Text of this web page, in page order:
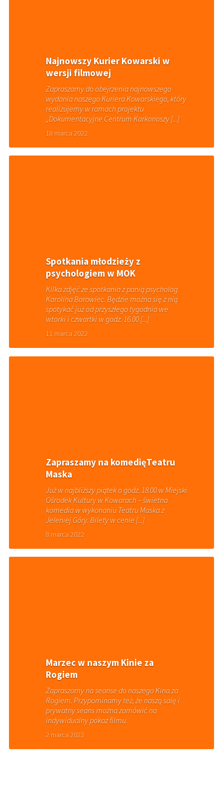
Najnowszy Kurier Kowarski w
wersji filmowej
Zapraszamy do obejrzenia najnowszego
wydania naszego Kuriera Kowarskiego, który
realizujemy w ramach projektu
„Dokumentacyjne Centrum Karkonoszy [...]
18 marca 2022
Spotkania młodzieży z
psychologiem w MOK
Kilka zdjęć ze spotkania z panią psycholog
Karolina Borowiec. Będzie można się z nią
spotykać już od przyszłego tygodnia we
wtorki i czwartki w godz. 16.00 [...]
11 marca 2022
Zapraszamy na komedięTeatru
Maska
Już w najbliższy piątek o godz. 18.00 w Miejski
Ośrodek Kultury w Kowarach – świetna
komedia w wykonaniu Teatru Maska z
Jeleniej Góry. Bilety w cenie [...]
8 marca 2022
Marzec w naszym Kinie za
Rogiem
Zapraszamy na seanse do naszego Kina za
Rogiem. Przypominamy też, że naszą salę i
prywatny seans można zamówić na
indywidualny pokaz filmu.
2 marca 2022